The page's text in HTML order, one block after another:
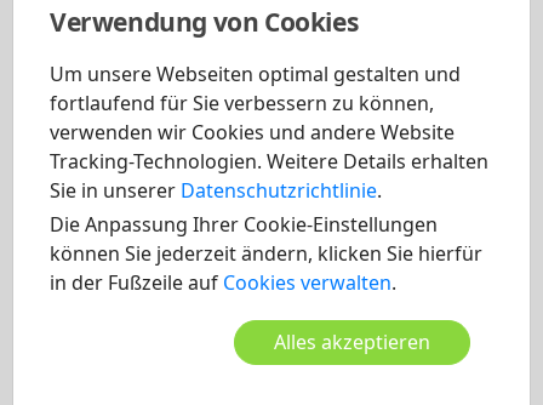
Verwendung von Cookies
Um unsere Webseiten optimal gestalten und
fortlaufend für Sie verbessern zu können,
verwenden wir Cookies und andere Website
Tracking-Technologien. Weitere Details erhalten
Sie in unserer Datenschutzrichtlinie.
Die Anpassung Ihrer Cookie-Einstellungen
können Sie jederzeit ändern, klicken Sie hierfür
in der Fußzeile auf Cookies verwalten.
Alles akzeptieren
Verwandte Artikel
Nachlass für Schwerbehinderte
Nachlass für Gewerbetreibende
Umweltprämie
Inzahlungnahmeprämie